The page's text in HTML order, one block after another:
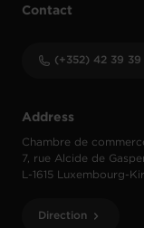
Address
Chambre de
7, rue Alcide de
L-1615 Luxembourg-
Direction
Contact
(+352) 42 39 39